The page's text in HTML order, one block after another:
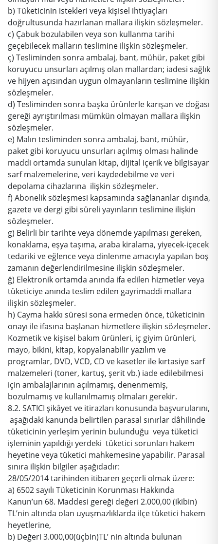
b) Tüketicinin istekleri veya kişisel ihtiyaçları
doğrultusunda hazırlanan mallara ilişkin sözleşmeler.
c) Çabuk bozulabilen veya son kullanma tarihi
geçebilecek malların teslimine ilişkin sözleşmeler.
ç) Tesliminden sonra ambalaj, bant, mühür, paket gibi
koruyucu unsurları açılmış olan mallardan; iadesi sağlık
ve hijyen açısından uygun olmayanların teslimine ilişkin
sözleşmeler.
d) Tesliminden sonra başka ürünlerle karışan ve doğası
gereği ayrıştırılması mümkün olmayan mallara ilişkin
sözleşmeler.
e) Malın tesliminden sonra ambalaj, bant, mühür,
paket gibi koruyucu unsurları açılmış olması halinde
maddi ortamda sunulan kitap, dijital içerik ve bilgisayar
sarf malzemelerine, veri kaydedebilme ve veri
depolama cihazlarına ilişkin sözleşmeler.
f) Abonelik sözleşmesi kapsamında sağlananlar dışında,
gazete ve dergi gibi süreli yayınların teslimine ilişkin
sözleşmeler.
g) Belirli bir tarihte veya dönemde yapılması gereken,
konaklama, eşya taşıma, araba kiralama, yiyecek-içecek
tedariki ve eğlence veya dinlenme amacıyla yapılan boş
zamanın değerlendirilmesine ilişkin sözleşmeler.
ğ) Elektronik ortamda anında ifa edilen hizmetler veya
tüketiciye anında teslim edilen gayrimaddi mallara
ilişkin sözleşmeler.
h) Cayma hakkı süresi sona ermeden önce, tüketicinin
onayı ile ifasına başlanan hizmetlere ilişkin sözleşmeler.
Kozmetik ve kişisel bakım ürünleri, iç giyim ürünleri,
mayo, bikini, kitap, kopyalanabilir yazılım ve
programlar, DVD, VCD, CD ve kasetler ile kırtasiye sarf
malzemeleri (toner, kartuş, şerit vb.) iade edilebilmesi
için ambalajlarının açılmamış, denenmemiş,
bozulmamış ve kullanılmamış olmaları gerekir.
8.2. SATICI şikâyet ve itirazları konusunda başvurularını,
aşağıdaki kanunda belirtilen parasal sınırlar dâhilinde
tüketicinin yerleşim yerinin bulunduğu veya tüketici
işleminin yapıldığı yerdeki tüketici sorunları hakem
heyetine veya tüketici mahkemesine yapabilir. Parasal
sınıra ilişkin bilgiler aşağıdadır:
28/05/2014 tarihinden itibaren geçerli olmak üzere:
a) 6502 sayılı Tüketicinin Korunması Hakkında
Kanun’un 68. Maddesi gereği değeri 2.000,00 (ikibin)
TL’nin altında olan uyuşmazlıklarda ilçe tüketici hakem
heyetlerine,
b) Değeri 3.000,00(üçbin)TL’ nin altında bulunan